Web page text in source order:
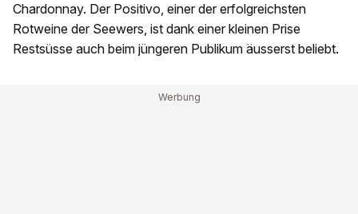
Chardonnay. Der Positivo, einer der erfolgreichsten
Rotweine der Seewers, ist dank einer kleinen Prise
Restsüsse auch beim jüngeren Publikum äusserst beliebt.